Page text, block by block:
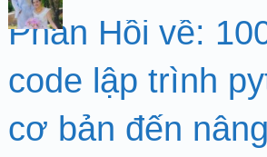
Phản Hồi về:
code lập trình
cơ bản đến